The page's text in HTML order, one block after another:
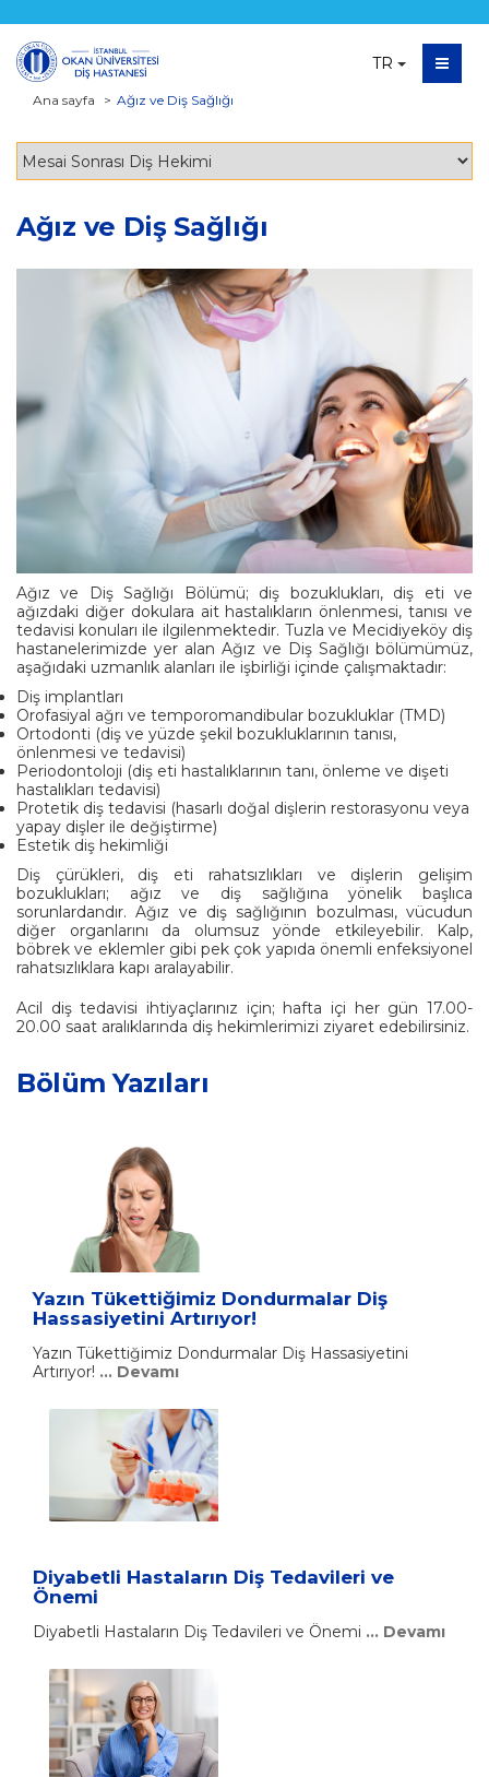
TR
Ana sayfa Ağız ve Diş Sağlığı
Ağız ve Diş Sağlığı
Ağız ve Diş Sağlığı Bölümü; diş bozuklukları, diş eti ve
ağızdaki diğer dokulara ait hastalıkların önlenmesi, tanısı ve
tedavisi konuları ile ilgilenmektedir. Tuzla ve Mecidiyeköy diş
hastanelerimizde yer alan Ağız ve Diş Sağlığı bölümümüz,
aşağıdaki uzmanlık alanları ile işbirliği içinde çalışmaktadır:
Diş implantları
Orofasiyal ağrı ve temporomandibular bozukluklar (TMD)
Ortodonti (diş ve yüzde şekil bozukluklarının tanısı,
önlenmesi ve tedavisi)
Periodontoloji (diş eti hastalıklarının tanı, önleme ve dişeti
hastalıkları tedavisi)
Protetik diş tedavisi (hasarlı doğal dişlerin restorasyonu veya
yapay dişler ile değiştirme)
Estetik diş hekimliği
Diş çürükleri, diş eti rahatsızlıkları ve dişlerin gelişim
bozuklukları; ağız ve diş sağlığına yönelik başlıca
sorunlardandır. Ağız ve diş sağlığının bozulması, vücudun
diğer organlarını da olumsuz yönde etkileyebilir. Kalp,
böbrek ve eklemler gibi pek çok yapıda önemli enfeksiyonel
rahatsızlıklara kapı aralayabilir.
Acil diş tedavisi ihtiyaçlarınız için; hafta içi her gün 17.00-
20.00 saat aralıklarında diş hekimlerimizi ziyaret edebilirsiniz.
Bölüm Yazıları
Yazın Tükettiğimiz Dondurmalar Diş
Hassasiyetini Artırıyor!
Yazın Tükettiğimiz Dondurmalar Diş Hassasiyetini
Artırıyor! ... Devamı
Diyabetli Hastaların Diş Tedavileri ve
Önemi
Diyabetli Hastaların Diş Tedavileri ve Önemi ... Devamı